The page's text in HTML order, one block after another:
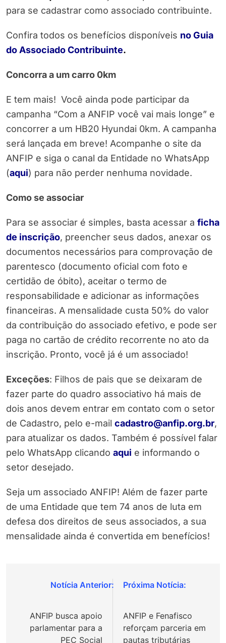
para se cadastrar como associado contribuinte.
Confira todos os benefícios disponíveis no Guia
do Associado Contribuinte.
Concorra a um carro 0km
E tem mais! Você ainda pode participar da
campanha “Com a ANFIP você vai mais longe” e
concorrer a um HB20 Hyundai 0km. A campanha
será lançada em breve! Acompanhe o site da
ANFIP e siga o canal da Entidade no WhatsApp
(aqui) para não perder nenhuma novidade.
Como se associar
Para se associar é simples, basta acessar a ficha
de inscrição, preencher seus dados, anexar os
documentos necessários para comprovação de
parentesco (documento oficial com foto e
certidão de óbito), aceitar o termo de
responsabilidade e adicionar as informações
financeiras. A mensalidade custa 50% do valor
da contribuição do associado efetivo, e pode ser
paga no cartão de crédito recorrente no ato da
inscrição. Pronto, você já é um associado!
Exceções: Filhos de pais que se deixaram de
fazer parte do quadro associativo há mais de
dois anos devem entrar em contato com o setor
de Cadastro, pelo e-mail cadastro@anfip.org.br,
para atualizar os dados. Também é possível falar
pelo WhatsApp clicando aqui e informando o
setor desejado.
Seja um associado ANFIP! Além de fazer parte
de uma Entidade que tem 74 anos de luta em
defesa dos direitos de seus associados, a sua
mensalidade ainda é convertida em benefícios!
Navegação
Post
ANFIP busca apoio
parlamentar para a
PEC Social
ANFIP e Fenafisco
reforçam parceria em
pautas tributárias